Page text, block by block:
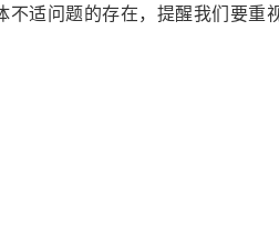
适问题的存在，提醒我们要重